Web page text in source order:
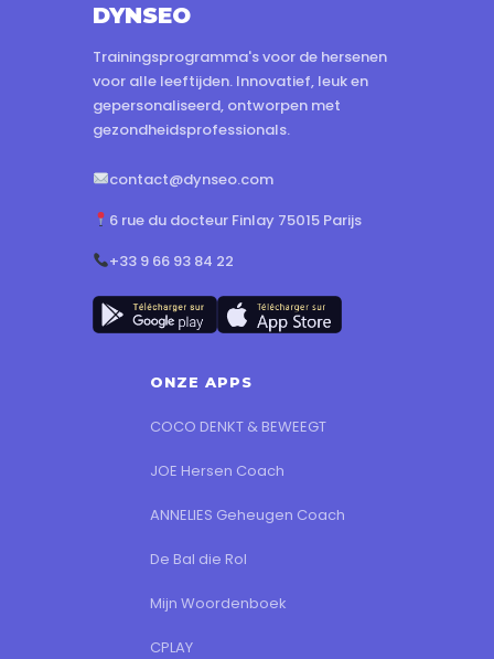
DYNSEO
Trainingsprogramma's voor de hersenen
voor alle leeftijden. Innovatief, leuk en
gepersonaliseerd, ontworpen met
gezondheidsprofessionals.
contact@dynseo.com
6 rue du docteur Finlay 75015 Parijs
+33 9 66 93 84 22
ONZE APPS
COCO DENKT & BEWEEGT
JOE Hersen Coach
ANNELIES Geheugen Coach
De Bal die Rol
Mijn Woordenboek
CPLAY